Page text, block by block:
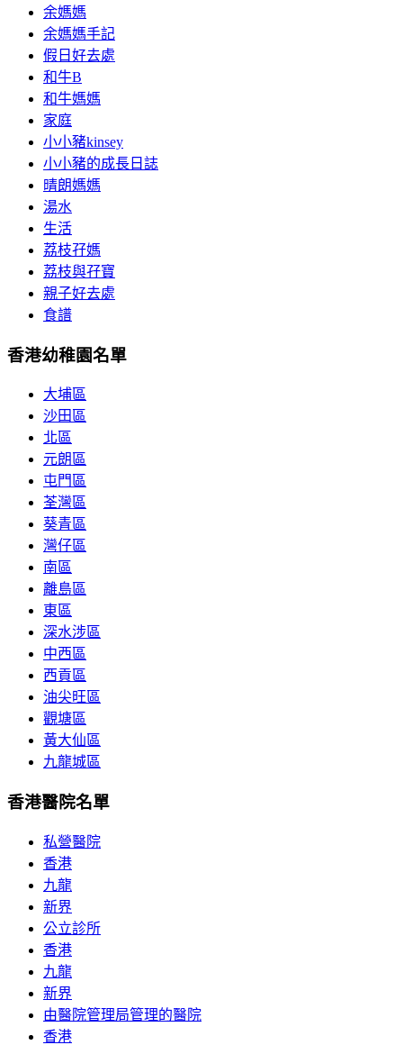
余媽媽
余媽媽手記
假日好去處
和牛B
和牛媽媽
家庭
小小豬kinsey
小小豬的成長日誌
晴朗媽媽
湯水
生活
荔枝孖媽
荔枝與孖寶
親子好去處
食譜
香港幼稚園名單
大埔區
沙田區
北區
元朗區
屯門區
荃灣區
葵青區
灣仔區
南區
離島區
東區
深水涉區
中西區
西貢區
油尖旺區
觀塘區
黃大仙區
九龍城區
香港醫院名單
私營醫院
香港
九龍
新界
公立診所
香港
九龍
新界
由醫院管理局管理的醫院
香港